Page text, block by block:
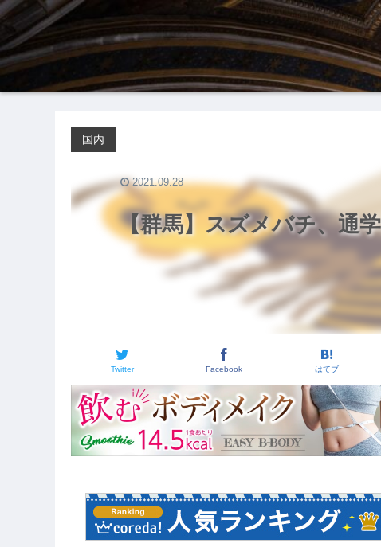
【群馬】スズメバチ、通
国内
Twitter Facebook はてブ
2021.09.28